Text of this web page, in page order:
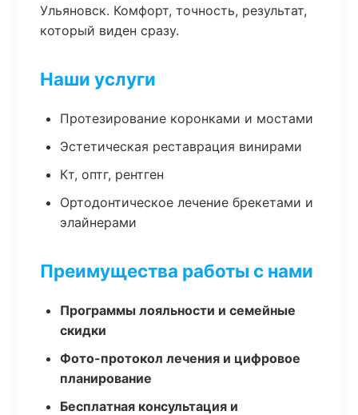
Ульяновск. Комфорт, точность, результат,
который виден сразу.
Наши услуги
Протезирование коронками и мостами
Эстетическая реставрация винирами
Кт, оптг, рентген
Ортодонтическое лечение брекетами и
элайнерами
Преимущества работы с нами
Программы лояльности и семейные
скидки
Фото-протокол лечения и цифровое
планирование
Бесплатная консультация и